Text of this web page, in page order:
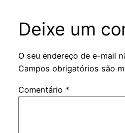
Deixe um
O seu endereço de e-mail
Campos obrigatórios são
Comentário *